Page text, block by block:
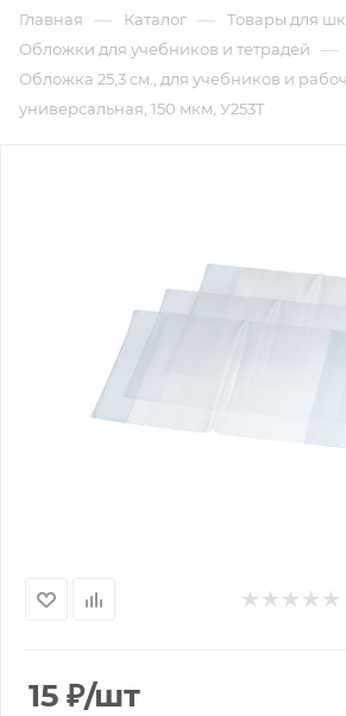
Главная — Каталог — Товары для
Обложки для учебников и тетрадей —
Обложка 25,3 см., для учебников и
универсальная, 150 мкм, У253Т
15 ₽/шт